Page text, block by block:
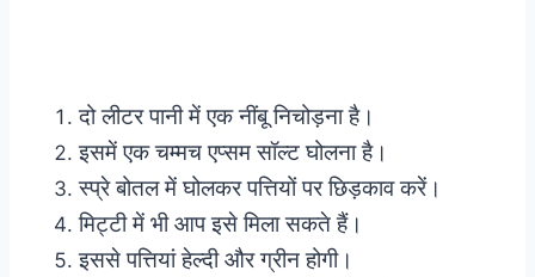
दो लीटर पानी में एक नींबू निचोड़ना है।
इसमें एक चम्मच एप्सम सॉल्ट घोलना है।
स्प्रे बोतल में घोलकर पत्तियों पर छिड़काव करें।
मिट्टी में भी आप इसे मिला सकते हैं।
इससे पत्तियां हेल्दी और ग्रीन होगी।